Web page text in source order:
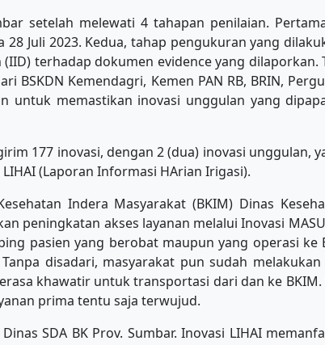
setelah melewati 4 tahapan penilaian.
Juli 2023. Kedua, tahap pengukuran yang
terhadap dokumen evidence yang dilaporkan.
BSKDN Kemendagri, Kemen PAN RB, BRIN,
untuk memastikan inovasi unggulan yang
177 inovasi, dengan 2 (dua) inovasi unggulan,
(Laporan Informasi HArian Irigasi).
Indera Masyarakat (BKIM) Dinas
peningkatan akses layanan melalui Inovasi
pasien yang berobat maupun yang operasi
disadari, masyarakat pun sudah
khawatir untuk transportasi dari dan ke
prima tentu saja terwujud.
SDA BK Prov. Sumbar. Inovasi LIHAI